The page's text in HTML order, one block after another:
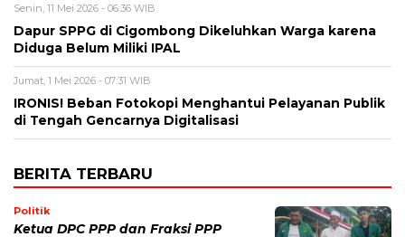
Senin, 11 Mei 2026 - 06:36 WIB
Dapur SPPG di Cigombong Dikeluhkan Warga karena
Diduga Belum Miliki IPAL
Jumat, 1 Mei 2026 - 07:31 WIB
IRONIS! Beban Fotokopi Menghantui Pelayanan Publik
di Tengah Gencarnya Digitalisasi
BERITA TERBARU
Politik
Ketua DPC PPP dan Fraksi PPP